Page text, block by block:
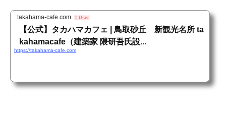
takahama-cafe.com 1 User
【公式】タカハマカフェ | 鳥取砂丘 新観光名所 ta
kahamacafe（建築家 隈研吾氏設...
https://takahama-cafe.com